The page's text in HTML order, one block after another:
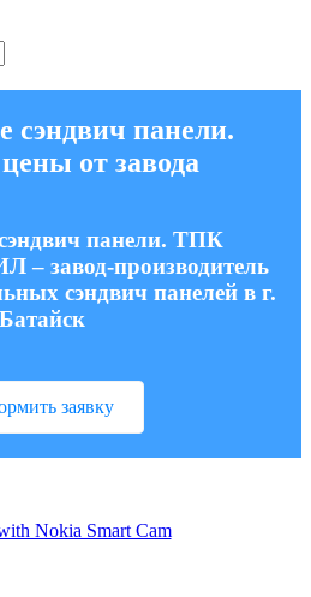
сэндвич панели.
от завода
панели. ТПК
завод-производитель
сэндвич панелей в г.
Батайск
заявку